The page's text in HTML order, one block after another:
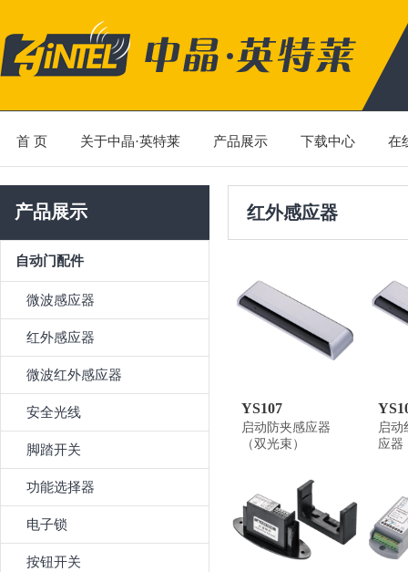
首 页 关于中晶·英特莱 产品展示 下载中心 在
产品展示
自动门配件
微波感应器
红外感应器
微波红外感应器
安全光线
脚踏开关
功能选择器
电子锁
按钮开关
红外感应器
YS107
启动防夹感应器
（双光束）
启动
应器